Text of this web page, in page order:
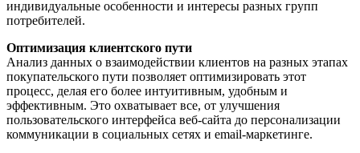
индивидуальные особенности и интересы разных групп
потребителей.
Оптимизация клиентского пути
Анализ данных о взаимодействии клиентов на разных этапах
покупательского пути позволяет оптимизировать этот
процесс, делая его более интуитивным, удобным и
эффективным. Это охватывает все, от улучшения
пользовательского интерфейса веб-сайта до персонализации
коммуникации в социальных сетях и email-маркетинге.